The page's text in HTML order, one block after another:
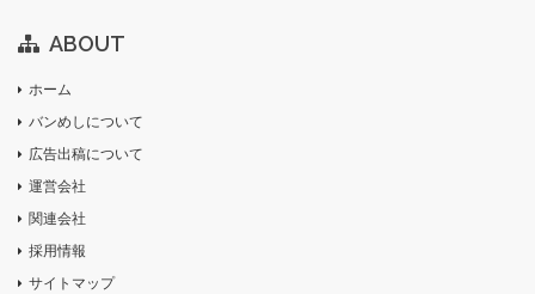
ABOUT
ホーム
バンめしについて
広告出稿について
運営会社
関連会社
採用情報
サイトマップ